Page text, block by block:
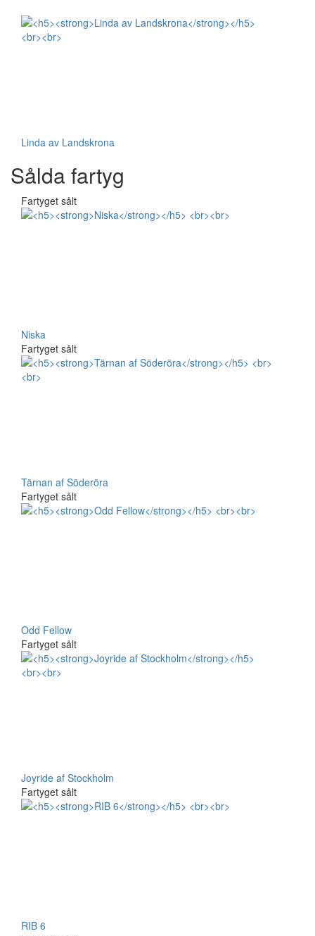
Linda av Landskrona
Sålda fartyg
Fartyget sålt
Niska
Fartyget sålt
Tärnan af Söderöra
Fartyget sålt
Odd Fellow
Fartyget sålt
Joyride af Stockholm
Fartyget sålt
RIB 6